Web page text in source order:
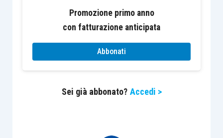
Azioni e quote 1,5%
Terreni e fabbricati
immobilizzazioni e navi
gli immobili
comuni con
Promozione primo anno
con fatturazione anticipata
Abbonati
Sei già abbonato? Accedi >